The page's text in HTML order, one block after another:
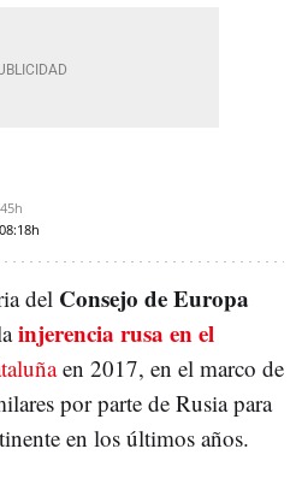
08:18h
del Consejo de Europa
injerencia rusa en el
en 2017, en el marco de
por parte de Rusia para
en los últimos años.